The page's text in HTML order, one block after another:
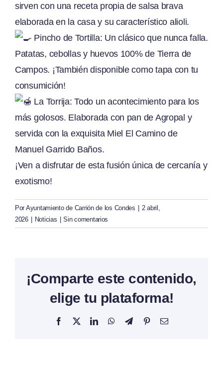
sirven con una receta propia de salsa brava
elaborada en la casa y su característico alioli.
Pincho de Tortilla: Un clásico que nunca falla.
Patatas, cebollas y huevos 100% de Tierra de
Campos. ¡También disponible como tapa con tu
consumición!
La Torrija: Todo un acontecimiento para los
más golosos. Elaborada con pan de Agropal y
servida con la exquisita Miel El Camino de
Manuel Garrido Baños.
¡Ven a disfrutar de esta fusión única de cercanía y
exotismo!
Por Ayuntamiento de Carrión de los Condes
2 abril,
2026
Noticias Sin comentarios
¡Comparte este contenido,
elige tu plataforma!
Facebook
X LinkedInWhatsAppTelegramPinterestCorreo